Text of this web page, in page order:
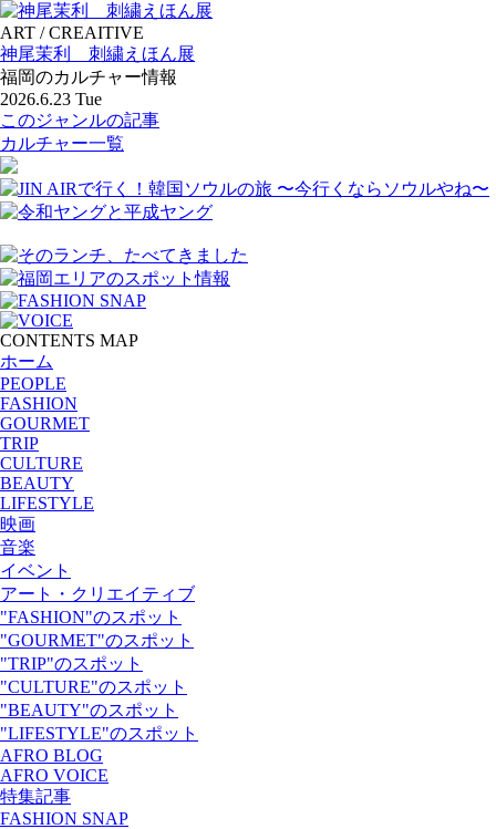
ART / CREAITIVE
神尾茉利 刺繍えほん展
福岡のカルチャー情報
2026.6.23 Tue
このジャンルの記事
カルチャー一覧
CONTENTS MAP
ホーム
PEOPLE
FASHION
GOURMET
TRIP
CULTURE
BEAUTY
LIFESTYLE
映画
音楽
イベント
アート・クリエイティブ
"FASHION"のスポット
"GOURMET"のスポット
"TRIP"のスポット
"CULTURE"のスポット
"BEAUTY"のスポット
"LIFESTYLE"のスポット
AFRO BLOG
AFRO VOICE
特集記事
FASHION SNAP